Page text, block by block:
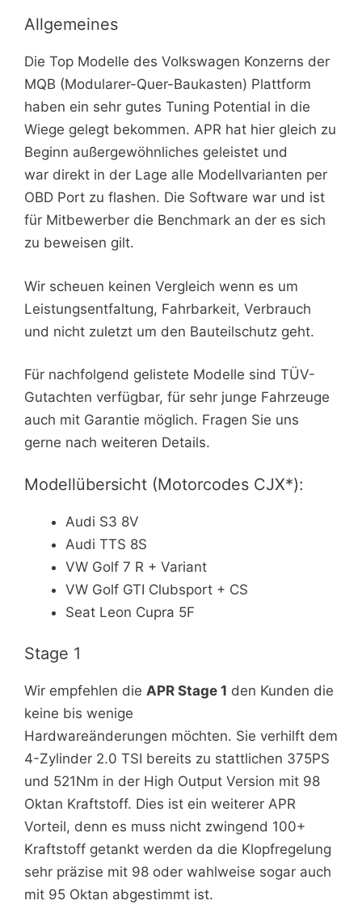
Allgemeines
Die Top Modelle des Volkswagen Konzerns der
MQB (Modularer-Quer-Baukasten) Plattform
haben ein sehr gutes Tuning Potential in die
Wiege gelegt bekommen. APR hat hier gleich zu
Beginn außergewöhnliches geleistet und
war direkt in der Lage alle Modellvarianten per
OBD Port zu flashen. Die Software war und ist
für Mitbewerber die Benchmark an der es sich
zu beweisen gilt.
Wir scheuen keinen Vergleich wenn es um
Leistungsentfaltung, Fahrbarkeit, Verbrauch
und nicht zuletzt um den Bauteilschutz geht.
Für nachfolgend gelistete Modelle sind TÜV-
Gutachten verfügbar, für sehr junge Fahrzeuge
auch mit Garantie möglich. Fragen Sie uns
gerne nach weiteren Details.
Modellübersicht (Motorcodes CJX*):
Audi S3 8V
Audi TTS 8S
VW Golf 7 R + Variant
VW Golf GTI Clubsport + CS
Seat Leon Cupra 5F
Stage 1
Wir empfehlen die APR Stage 1 den Kunden die
keine bis wenige
Hardwareänderungen möchten. Sie verhilft dem
4-Zylinder 2.0 TSI bereits zu stattlichen 375PS
und 521Nm in der High Output Version mit 98
Oktan Kraftstoff. Dies ist ein weiterer APR
Vorteil, denn es muss nicht zwingend 100+
Kraftstoff getankt werden da die Klopfregelung
sehr präzise mit 98 oder wahlweise sogar auch
mit 95 Oktan abgestimmt ist.